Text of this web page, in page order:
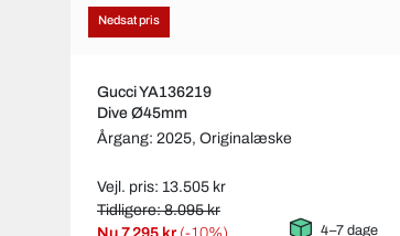
Nedsat pris
Gucci YA136219
Dive Ø45mm
Årgang: 2025, Originalæske
Vejl. pris: 13.505 kr
Tidligere: 8.095 kr
4–7 dage